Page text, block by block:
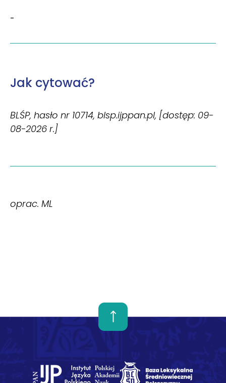
-
Jak cytować?
BLŚP, hasło nr 10714, blsp.ijppan.pl, [dostęp: 09-
08-2026 r.]
oprac. ML